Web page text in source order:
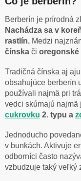
Berberín je prírodná
Nachádza sa v
rastlín. Medzi
čínska či oregonské
Tradičná čínska aj
obsahujúce berberín
používali najmä pri
vedci skúmajú najmä
cukrovku 2. typu a
Jednoducho
v bunkách. Aktivuje
odborníci často
vzbudzuje taký veľký